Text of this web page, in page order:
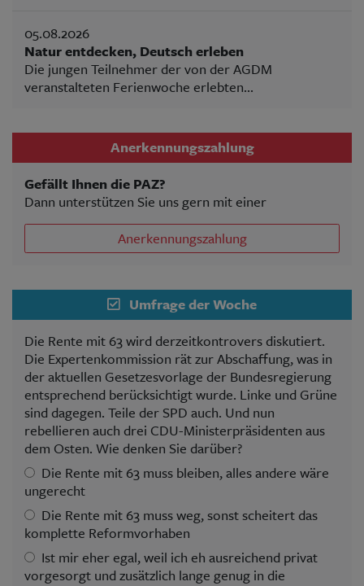
05.08.2026
Natur entdecken, Deutsch erleben
Die jungen Teilnehmer der von der AGDM
veranstalteten Ferienwoche erlebten...
Anerkennungszahlung
Gefällt Ihnen die PAZ?
Dann unterstützen Sie uns gern mit einer
Anerkennungszahlung
Umfrage der Woche
Die Rente mit 63 wird derzeitkontrovers diskutiert.
Die Expertenkommission rät zur Abschaffung, was in
der aktuellen Gesetzesvorlage der Bundesregierung
entsprechend berücksichtigt wurde. Linke und Grüne
sind dagegen. Teile der SPD auch. Und nun
rebellieren auch drei CDU-Ministerpräsidenten aus
dem Osten. Wie denken Sie darüber?
Die Rente mit 63 muss bleiben, alles andere wäre
ungerecht
Die Rente mit 63 muss weg, sonst scheitert das
komplette Reformvorhaben
Ist mir eher egal, weil ich eh ausreichend privat
vorgesorgt und zusätzlich lange genug in die